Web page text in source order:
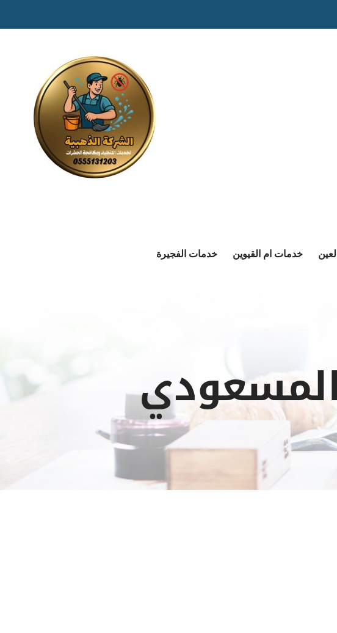
خدمات ام القيوين خدمات الفجيرة